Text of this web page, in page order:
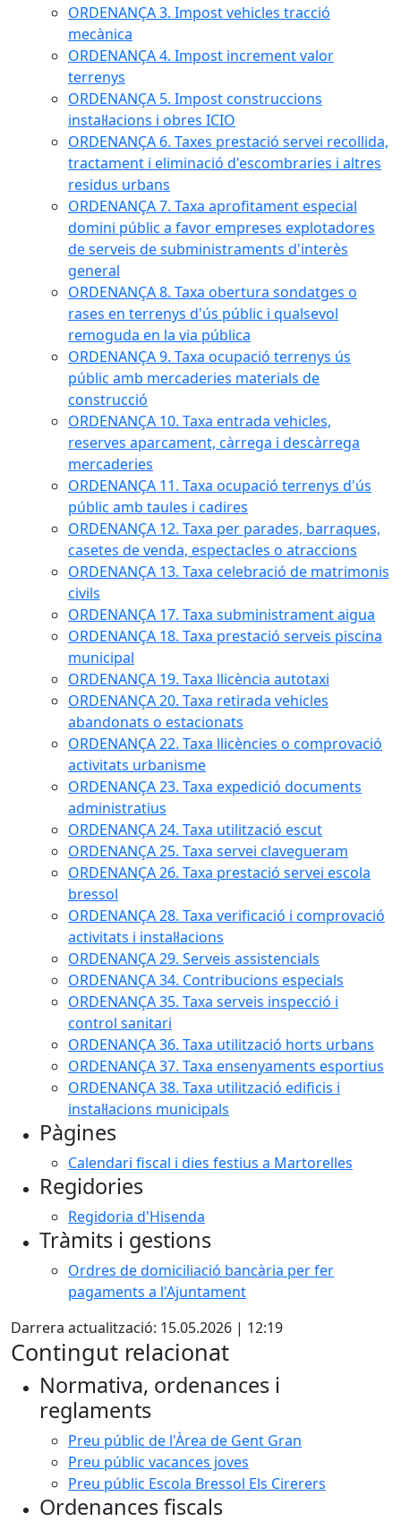
ORDENANÇA 3. Impost vehicles tracció
mecànica
ORDENANÇA 4. Impost increment valor
terrenys
ORDENANÇA 5. Impost construccions
instal·lacions i obres ICIO
ORDENANÇA 6. Taxes prestació servei recollida,
tractament i eliminació d'escombraries i altres
residus urbans
ORDENANÇA 7. Taxa aprofitament especial
domini públic a favor empreses explotadores
de serveis de subministraments d'interès
general
ORDENANÇA 8. Taxa obertura sondatges o
rases en terrenys d'ús públic i qualsevol
remoguda en la via pública
ORDENANÇA 9. Taxa ocupació terrenys ús
públic amb mercaderies materials de
construcció
ORDENANÇA 10. Taxa entrada vehicles,
reserves aparcament, càrrega i descàrrega
mercaderies
ORDENANÇA 11. Taxa ocupació terrenys d'ús
públic amb taules i cadires
ORDENANÇA 12. Taxa per parades, barraques,
casetes de venda, espectacles o atraccions
ORDENANÇA 13. Taxa celebració de matrimonis
civils
ORDENANÇA 17. Taxa subministrament aigua
ORDENANÇA 18. Taxa prestació serveis piscina
municipal
ORDENANÇA 19. Taxa llicència autotaxi
ORDENANÇA 20. Taxa retirada vehicles
abandonats o estacionats
ORDENANÇA 22. Taxa llicències o comprovació
activitats urbanisme
ORDENANÇA 23. Taxa expedició documents
administratius
ORDENANÇA 24. Taxa utilització escut
ORDENANÇA 25. Taxa servei clavegueram
ORDENANÇA 26. Taxa prestació servei escola
bressol
ORDENANÇA 28. Taxa verificació i comprovació
activitats i instal·lacions
ORDENANÇA 29. Serveis assistencials
ORDENANÇA 34. Contribucions especials
ORDENANÇA 35. Taxa serveis inspecció i
control sanitari
ORDENANÇA 36. Taxa utilització horts urbans
ORDENANÇA 37. Taxa ensenyaments esportius
ORDENANÇA 38. Taxa utilització edificis i
instal·lacions municipals
Pàgines
Calendari fiscal i dies festius a Martorelles
Regidories
Regidoria d'Hisenda
Tràmits i gestions
Ordres de domiciliació bancària per fer
pagaments a l'Ajuntament
Darrera actualització: 15.05.2026 | 12:19
Contingut relacionat
Normativa, ordenances i
reglaments
Preu públic de l'Àrea de Gent Gran
Preu públic vacances joves
Preu públic Escola Bressol Els Cirerers
Ordenances fiscals